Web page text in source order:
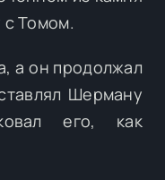
с Томом.
а он продолжал
Шерману
его, как